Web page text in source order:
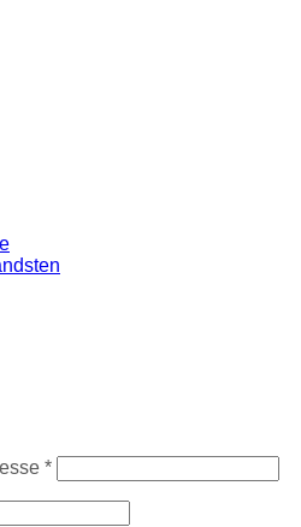
*